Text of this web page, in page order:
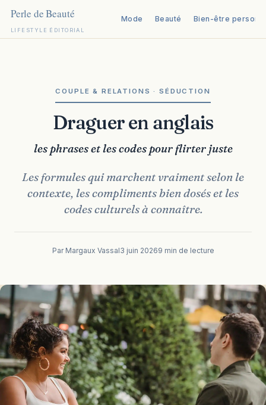
LIFESTYLE ÉDITORIAL
Mode Beauté Bien-être
COUPLE & RELATIONS · SÉDUCTION
Draguer en anglais
les phrases et les codes pour flirter juste
Les formules qui marchent vraiment selon le
contexte, les compliments bien dosés et les
codes culturels à connaître.
Par Margaux Vassal3 juin 20269 min de lecture